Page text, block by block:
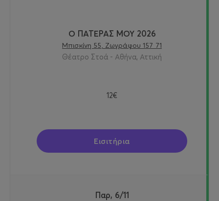
Ο ΠΑΤΕΡΑΣ ΜΟΥ 2026
Μπισκίνη 55, Ζωγράφου 157 71
Θέατρο Στοά - Αθήνα, Αττική
12€
Εισιτήρια
Παρ, 6/11